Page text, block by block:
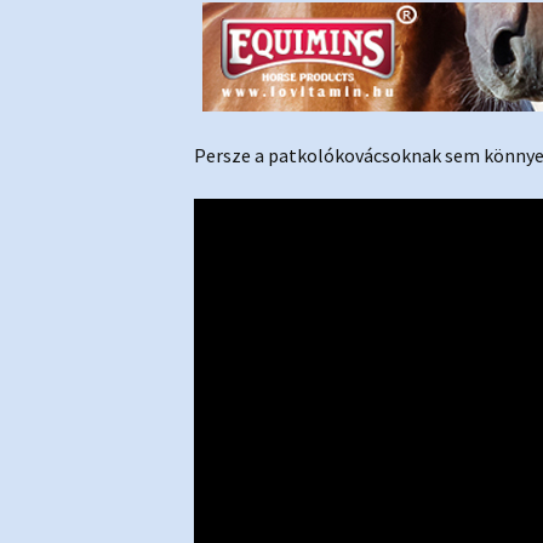
Persze a patkolókovácsoknak sem